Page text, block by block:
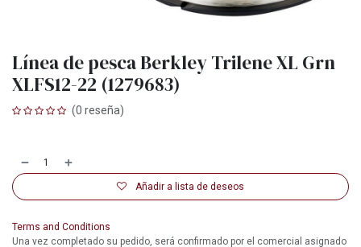
Línea de pesca Berkley Trilene XL Grn
XLFS12-22 (1279683)
(0 reseña)
Añadir a lista de deseos
Terms and Conditions
Una vez completado su pedido, será confirmado por el comercial asignado